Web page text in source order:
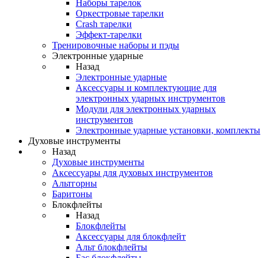
Наборы тарелок
Оркестровые тарелки
Сrash тарелки
Эффект-тарелки
Тренировочные наборы и пэды
Электронные ударные
Назад
Электронные ударные
Аксессуары и комплектующие для
электронных ударных инструментов
Модули для электронных ударных
инструментов
Электронные ударные установки, комплекты
Духовые инструменты
Назад
Духовые инструменты
Аксессуары для духовых инструментов
Альтгорны
Баритоны
Блокфлейты
Назад
Блокфлейты
Аксессуары для блокфлейт
Альт блокфлейты